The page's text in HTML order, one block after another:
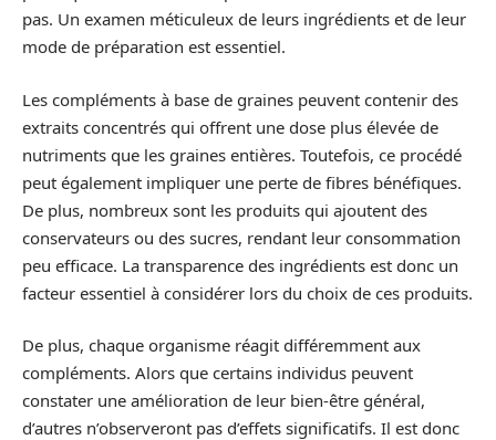
pas. Un examen méticuleux de leurs ingrédients et de leur
mode de préparation est essentiel.
Les compléments à base de graines peuvent contenir des
extraits concentrés qui offrent une dose plus élevée de
nutriments que les graines entières. Toutefois, ce procédé
peut également impliquer une perte de fibres bénéfiques.
De plus, nombreux sont les produits qui ajoutent des
conservateurs ou des sucres, rendant leur consommation
peu efficace. La transparence des ingrédients est donc un
facteur essentiel à considérer lors du choix de ces produits.
De plus, chaque organisme réagit différemment aux
compléments. Alors que certains individus peuvent
constater une amélioration de leur bien-être général,
d’autres n’observeront pas d’effets significatifs. Il est donc